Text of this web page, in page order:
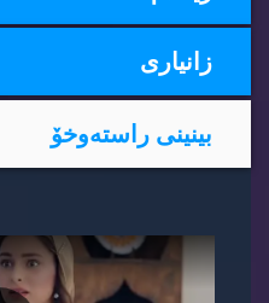
زانیاری
بینینی راسته‌وخۆ